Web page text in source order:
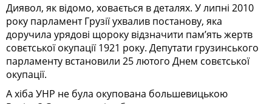
Диявол, як відомо, ховається в деталях. У липні 2010
року парламент Грузії ухвалив постанову, яка
доручила урядові щороку відзначити пам’ять жертв
совєтської окупації 1921 року. Депутати грузинського
парламенту встановили 25 лютого Днем совєтської
окупації.
А хіба УНР не була окупована большевицькою